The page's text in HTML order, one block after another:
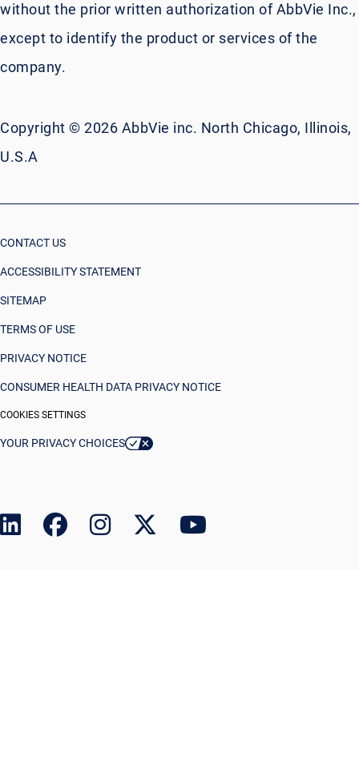
without the prior written authorization of AbbVie Inc.,
except to identify the product or services of the
company.
Copyright © 2026 AbbVie inc. North Chicago, Illinois,
U.S.A
CONTACT US
ACCESSIBILITY STATEMENT
SITEMAP
TERMS OF USE
PRIVACY NOTICE
CONSUMER HEALTH DATA PRIVACY NOTICE
COOKIES SETTINGS
YOUR PRIVACY CHOICES